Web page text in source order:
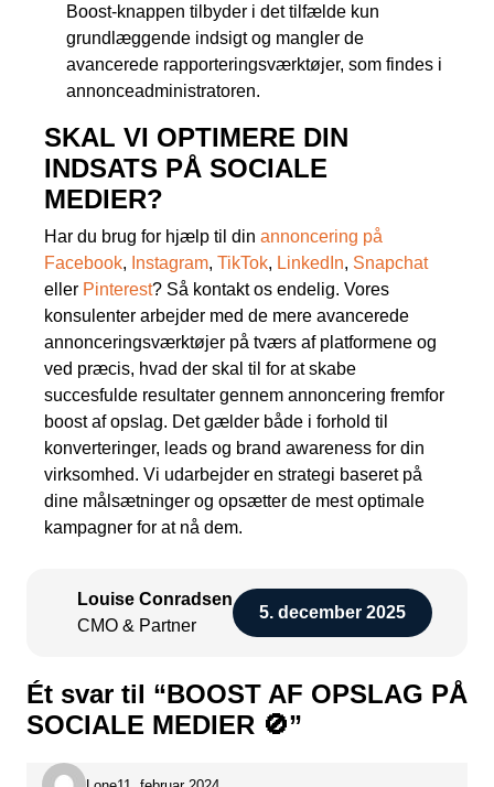
Boost-knappen tilbyder i det tilfælde kun
grundlæggende indsigt og mangler de
avancerede rapporteringsværktøjer, som findes i
annonceadministratoren.
SKAL VI OPTIMERE DIN
INDSATS PÅ SOCIALE
MEDIER?
Har du brug for hjælp til din annoncering på
Facebook, Instagram, TikTok, LinkedIn, Snapchat
eller Pinterest? Så kontakt os endelig. Vores
konsulenter arbejder med de mere avancerede
annonceringsværktøjer på tværs af platformene og
ved præcis, hvad der skal til for at skabe
succesfulde resultater gennem annoncering fremfor
boost af opslag. Det gælder både i forhold til
konverteringer, leads og brand awareness for din
virksomhed. Vi udarbejder en strategi baseret på
dine målsætninger og opsætter de mest optimale
kampagner for at nå dem.
Louise Conradsen
CMO & Partner
5. december 2025
Ét svar til “BOOST AF OPSLAG PÅ
SOCIALE MEDIER 🚫”